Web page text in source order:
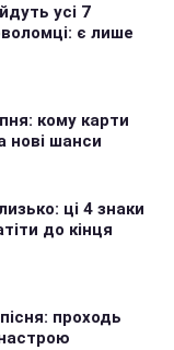
усі 7
є лише
кому карти
нові шанси
ці 4 знаки
до кінця
проходь